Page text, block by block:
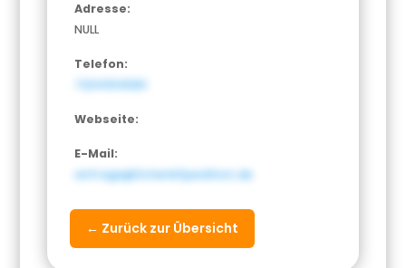
Adresse:
NULL
Telefon:
72314194580
Webseite:
E-Mail:
anfrage@SchenkSpedition.de
← Zurück zur Übersicht